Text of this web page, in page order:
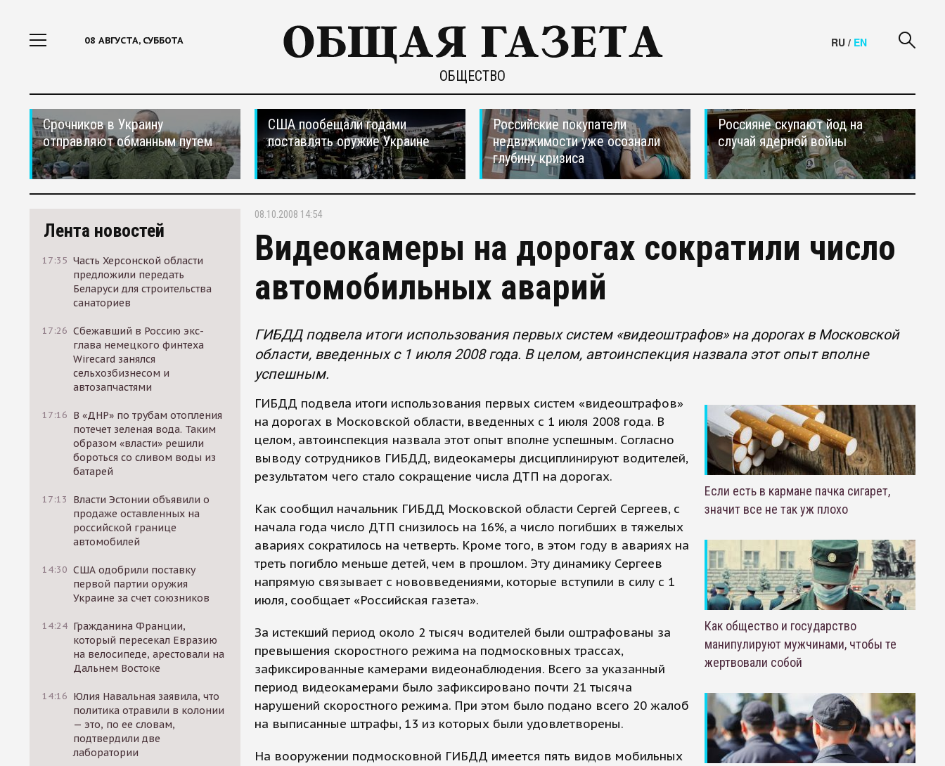
08 АВГУСТА, СУББОТА
ОБЩЕСТВО
RU / EN
Срочников в Украину
отправляют обманным путем
США пообещали годами
поставлять оружие Украине
Российские покупатели
недвижимости уже осознали
глубину кризиса
Россияне скупают йод на
случай ядерной войны
Лента новостей
17:35 Часть Херсонской области
предложили передать
Беларуси для строительства
санаториев
17:26 Сбежавший в Россию экс-
глава немецкого финтеха
Wirecard занялся
сельхозбизнесом и
автозапчастями
17:16 В «ДНР» по трубам отопления
потечет зеленая вода. Таким
образом «власти» решили
бороться со сливом воды из
батарей
17:13
Власти Эстонии объявили о
продаже оставленных на
российской границе
автомобилей
14:30 США одобрили поставку
первой партии оружия
Украине за счет союзников
14:24 Гражданина Франции,
который пересекал Евразию
на велосипеде, арестовали на
Дальнем Востоке
14:16 Юлия Навальная заявила, что
политика отравили в колонии
— это, по ее словам,
подтвердили две
лаборатории
08.10.2008 14:54
Видеокамеры на дорогах сократили число
автомобильных аварий
ГИБДД подвела итоги использования первых систем «видеоштрафов» на дорогах в Московской
области, введенных с 1 июля 2008 года. В целом, автоинспекция назвала этот опыт вполне
успешным.
ГИБДД подвела итоги использования первых систем «видеоштрафов»
на дорогах в Московской области, введенных с 1 июля 2008 года. В
целом, автоинспекция назвала этот опыт вполне успешным. Согласно
выводу сотрудников ГИБДД, видеокамеры дисциплинируют водителей,
результатом чего стало сокращение числа ДТП на дорогах.
Как сообщил начальник ГИБДД Московской области Сергей Сергеев, с
начала года число ДТП снизилось на 16%, а число погибших в тяжелых
авариях сократилось на четверть. Кроме того, в этом году в авариях на
треть погибло меньше детей, чем в прошлом. Эту динамику Сергеев
напрямую связывает с нововведениями, которые вступили в силу с 1
июля, сообщает «Российская газета».
За истекший период около 2 тысяч водителей были оштрафованы за
превышения скоростного режима на подмосковных трассах,
зафиксированные камерами видеонаблюдения. Всего за указанный
период видеокамерами было зафиксировано почти 21 тысяча
нарушений скоростного режима. При этом было подано всего 20 жалоб
на выписанные штрафы, 13 из которых были удовлетворены.
На вооружении подмосковной ГИБДД имеется пять видов мобильных
Если есть в кармане пачка сигарет,
значит все не так уж плохо
Как общество и государство
манипулируют мужчинами, чтобы те
жертвовали собой